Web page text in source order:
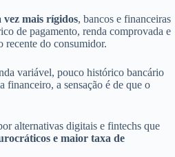
vez mais rígidos, bancos e financeiras
de pagamento, renda comprovada e
recente do consumidor.
variável, pouco histórico bancário
financeiro, a sensação é de que o
alternativas digitais e fintechs que
e maior taxa de